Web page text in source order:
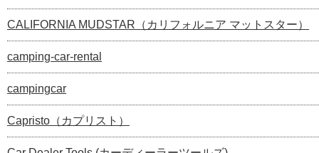
CALIFORNIA MUDSTAR（カリフォルニア マットスター）
camping-car-rental
campingcar
Capristo（カプリスト）